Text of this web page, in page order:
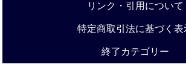
リンク・引用について
特定商取引法に基づく表
終了カテゴリー